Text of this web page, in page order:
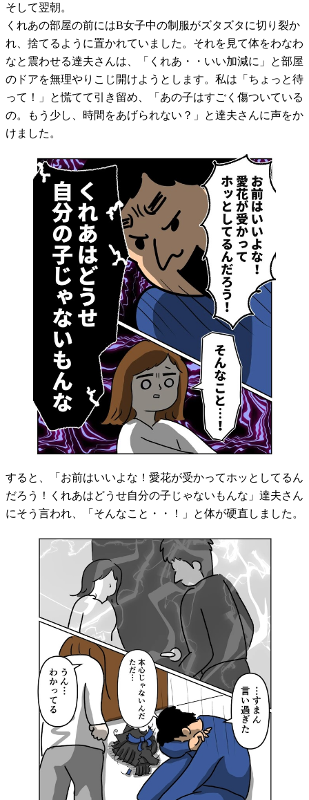
そして翌朝。
くれあの部屋の前にはB女子中の制服がズタズタに切り裂か
れ、捨てるように置かれていました。それを見て体をわなわ
なと震わせる達夫さんは、「くれあ・・いい加減に」と部屋
のドアを無理やりこじ開けようとします。私は「ちょっと待
って！」と慌てて引き留め、「あの子はすごく傷ついている
の。もう少し、時間をあげられない？」と達夫さんに声をか
けました。
すると、「お前はいいよな！愛花が受かってホッとしてるん
だろう！くれあはどうせ自分の子じゃないもんな」達夫さん
にそう言われ、「そんなこと・・！」と体が硬直しました。